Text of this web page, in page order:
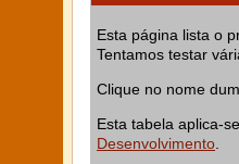
Esta página lista o
Tentamos testar
Clique no nome
Esta tabela aplica-
Desenvolvimento